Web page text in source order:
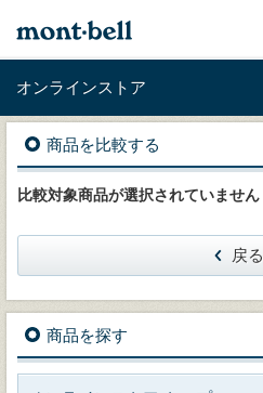
オンラインストア
商品を比較する
比較対象商品が選択されていません
戻る
商品を探す